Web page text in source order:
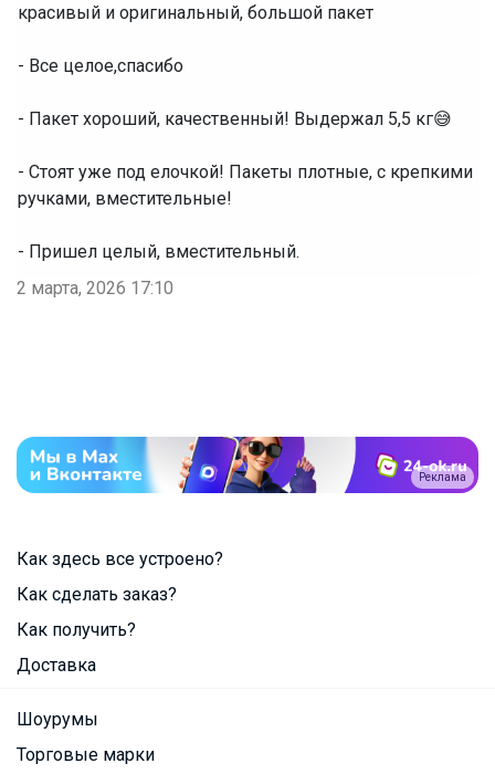
красивый и оригинальный, большой пакет
- Все целое,спасибо
- Пакет хороший, качественный! Выдержал 5,5 кг😅
- Стоят уже под елочкой! Пакеты плотные, с крепкими
ручками, вместительные!
- Пришел целый, вместительный.
2 марта, 2026 17:10
Реклама
Как здесь все устроено?
Как сделать заказ?
Как получить?
Доставка
Шоурумы
Торговые марки